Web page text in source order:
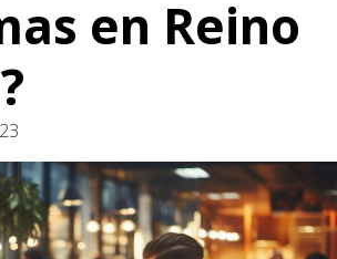
en Reino